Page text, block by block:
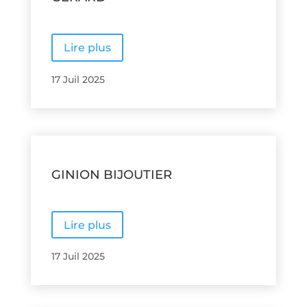
Lire plus
17 Juil 2025
GINION BIJOUTIER
Lire plus
17 Juil 2025